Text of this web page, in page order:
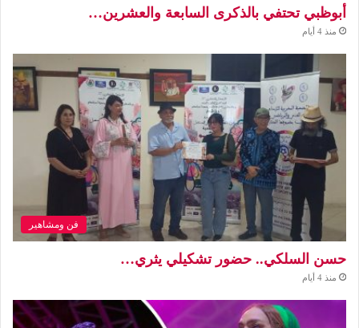
أبوظبي تحتفي بالذكرى السابعة والعشرين…
منذ 4 أيام
فن ومشاهير
حسن السلكي.. حضور تشكيلي يثري…
منذ 4 أيام